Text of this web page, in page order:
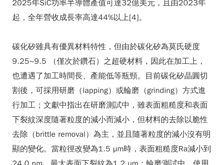
2025年SiC功率半導體產值可達32億美元，且由2023年
起，全年營收成長率高達44%以上[4]。
碳化矽雖具有優異材料特性，但由於碳化矽為莫氏硬度
9.25~9.5 （僅次於鑽石）之超硬材料，因此在加工上，
也遭遇了加工時間長、產能低等瓶頸。目前碳化矽晶圓切
割後，可採用研磨（lapping）或輪磨（grinding）方式進
行加工；文獻中指出在研磨測試中，雖表面粗糙度和表面
下裂紋深度隨著粒度的減小而減小，但材料的去除以脆性
去除（brittle removal）為主，並且隨著粒度的減小沒有明
顯的變化。當粒徑改變為1.5 µm時，表面粗糙度Ra減小到